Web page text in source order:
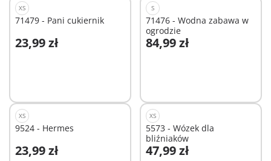
XS
71479 - Pani cukiernik
23,99 zł
Dodaj do koszyka
S
71476 - Wodna zabawa w
ogrodzie
84,99 zł
Dodaj do koszyka
XS
9524 - Hermes
23,99 zł
Dodaj do koszyka
XS
5573 - Wózek dla
bliźniaków
47,99 zł
Dodaj do koszyka